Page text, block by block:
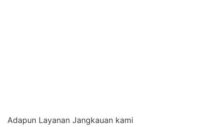
Adapun Layanan Jangkauan kami